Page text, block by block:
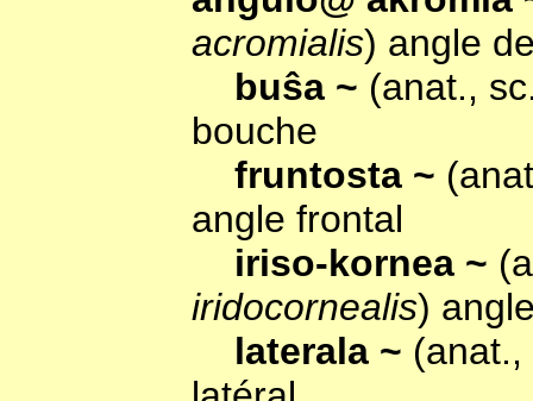
acromialis) angle
buŝa ~ (anat.,
bouche
fruntosta ~
angle frontal
iriso-kornea ~
iridocornealis)
laterala ~